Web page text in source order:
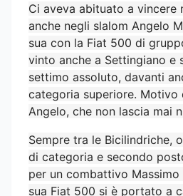
Ci aveva abituato a vincere
anche negli slalom Angelo
sua con la Fiat 500 di
vinto anche a Settingiano e
settimo assoluto, davanti
categoria superiore.
Angelo, che non lascia mai
Sempre tra le Bicilindriche,
di categoria e secondo
per un combattivo Massimo
sua Fiat 500 si è portato a